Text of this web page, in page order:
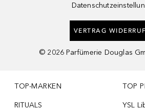
VERTRAG
© 2026 Parfümerie Douglas
TOP-MARKEN
RITUALS
TOP
YSL